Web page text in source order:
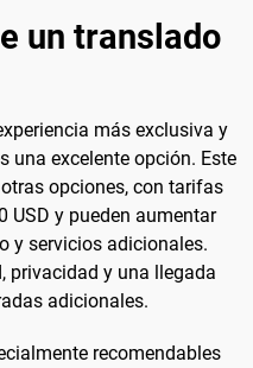
un translado
más exclusiva y
una excelente opción. Este
opciones, con tarifas
USD y pueden aumentar
y servicios adicionales.
privacidad y una llegada
adicionales.
recomendables